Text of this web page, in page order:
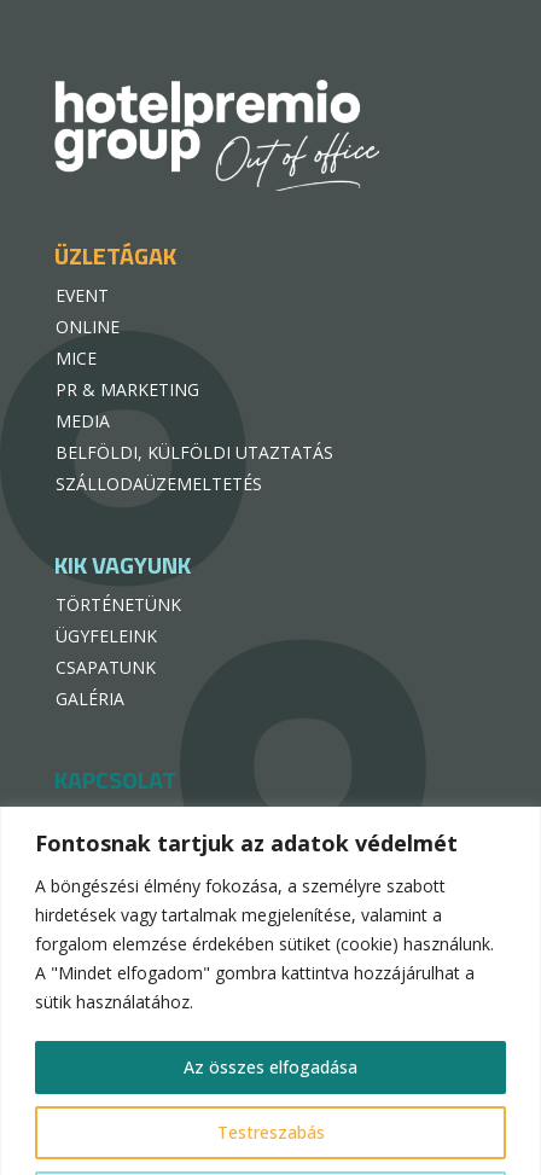
Fontosnak tartjuk az adatok védelmét
A böngészési élmény fokozása, a személyre szabott
hirdetések vagy tartalmak megjelenítése, valamint a
forgalom elemzése érdekében sütiket (cookie) használunk.
A "Mindet elfogadom" gombra kattintva hozzájárulhat a
sütik használatához.
Testreszabás
Az összes elfogadása
ÜZLETÁGAK
EVENT
ONLINE
MICE
PR & MARKETING
MEDIA
BELFÖLDI, KÜLFÖLDI UTAZTATÁS
SZÁLLODAÜZEMELTETÉS
KIK VAGYUNK
TÖRTÉNETÜNK
ÜGYFELEINK
CSAPATUNK
GALÉRIA
KAPCSOLAT
 Office
 LinkedIn
Hotelpremio Group 2024.
Adatvédelmi és adatkezelési nyilatkozat